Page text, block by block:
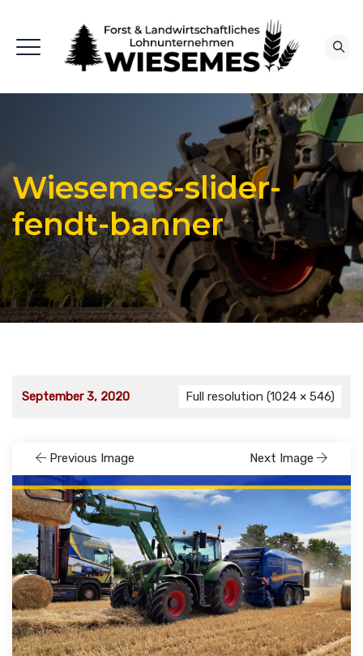
Wiesemes-slider-
fendt-banner
September 3, 2020 Full resolution (1024 × 546)
Previous Image Next Image